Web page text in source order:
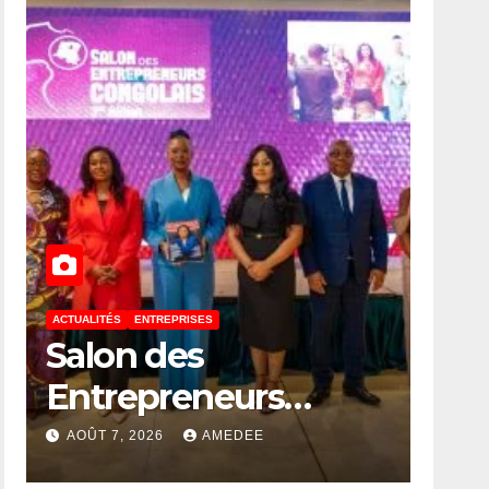
ACTUALITÉS ENTREPRISES
Salon des
Entrepreneurs
Congolais 2026 : la
DG de l’ANAPI
AOÛT 7, 2026 AMEDEE